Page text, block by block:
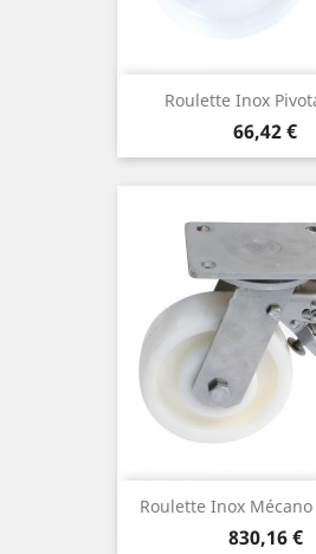
Roulette Inox
Prix
66,42 €
Roulette Inox Mécano
Prix
830,16 €